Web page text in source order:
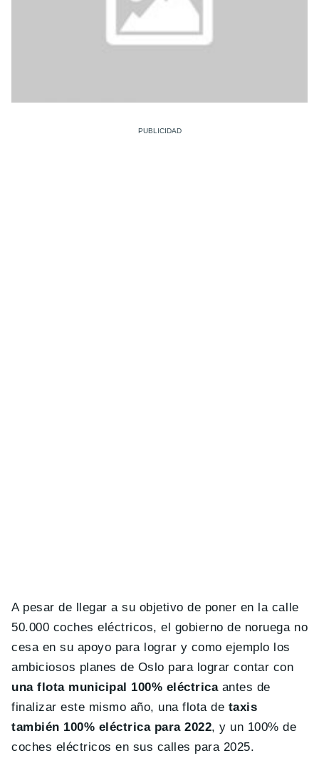
A pesar de llegar a su objetivo de poner en la calle
50.000 coches eléctricos, el gobierno de noruega no
cesa en su apoyo para lograr y como ejemplo los
ambiciosos planes de Oslo para lograr contar con
una flota municipal 100% eléctricaantes de
finalizar este mismo año, una flota de taxis
también 100% eléctrica para 2022, y un 100% de
coches eléctricos en sus calles para 2025.